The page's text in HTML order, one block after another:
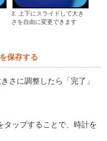
3. 上下にスライドして大き
さを自由に変更できます
保存する
さに調整したら「完了」
タップすることで、時計を